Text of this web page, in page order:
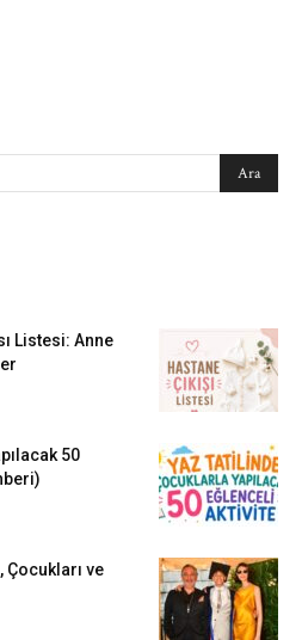
Listesi: Anne
50
Çocukları ve